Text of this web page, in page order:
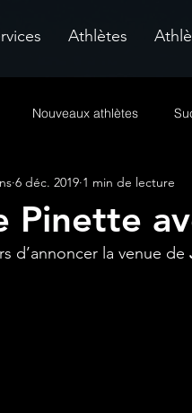
Athlètes
Nouveaux athlètes
Pinette
6 déc. 2019 1 min de lecture
d’annoncer la venue de